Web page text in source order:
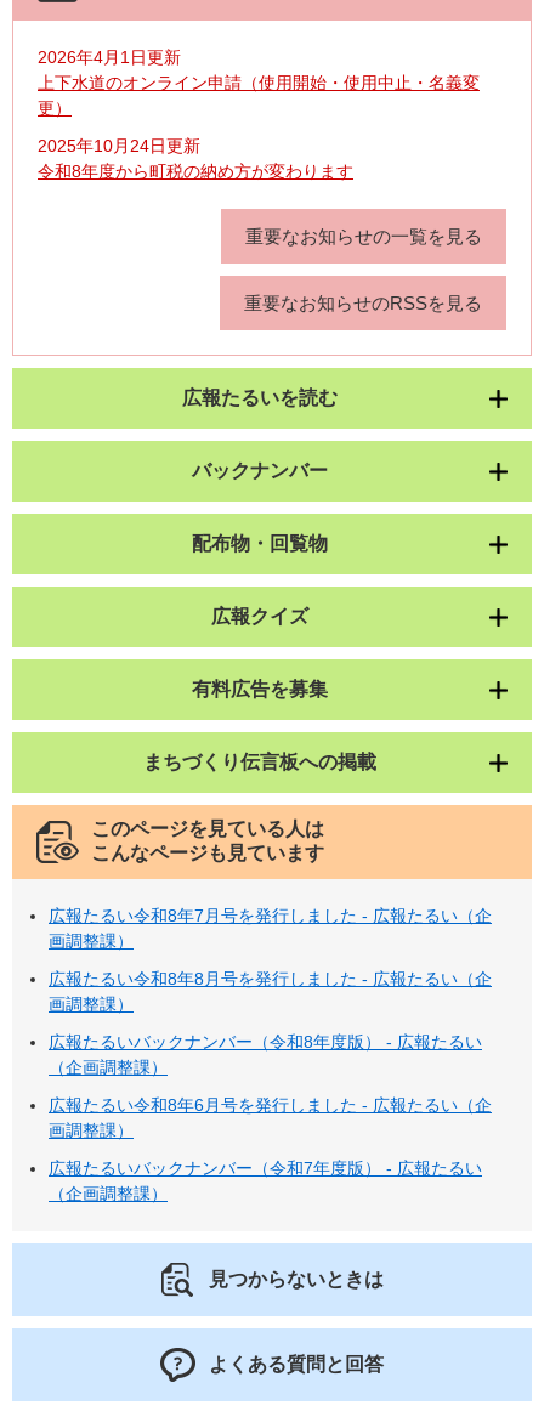
2026年4月1日更新
上下水道のオンライン申請（使用開始・使用中止・名義変
更）
2025年10月24日更新
令和8年度から町税の納め方が変わります
重要なお知らせの一覧を見る
重要なお知らせのRSSを見る
広報たるいを読む
バックナンバー
配布物・回覧物
広報クイズ
有料広告を募集
まちづくり伝言板への掲載
このページを見ている人は
こんなページも見ています
広報たるい令和8年7月号を発行しました - 広報たるい（企
画調整課）
広報たるい令和8年8月号を発行しました - 広報たるい（企
画調整課）
広報たるいバックナンバー（令和8年度版） - 広報たるい
（企画調整課）
広報たるい令和8年6月号を発行しました - 広報たるい（企
画調整課）
広報たるいバックナンバー（令和7年度版） - 広報たるい
（企画調整課）
見つからないときは
よくある質問と回答